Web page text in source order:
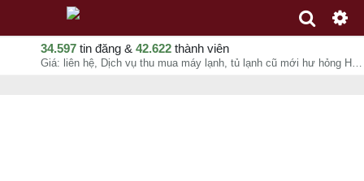
34.597 tin đăng & 42.622 thành viên
Giá: liên hệ, Dịch vụ thu mua máy lạnh, tủ lạnh cũ mới hư hỏng Hà Nội giá cao, Mua Thanh Lý Điều Hoà Cũ Xuân Hướng, chuyên mục Thu mua đồ cũ tại Quận Hoàng Mai - Hà Nội - 07-08-2026 00:49:43